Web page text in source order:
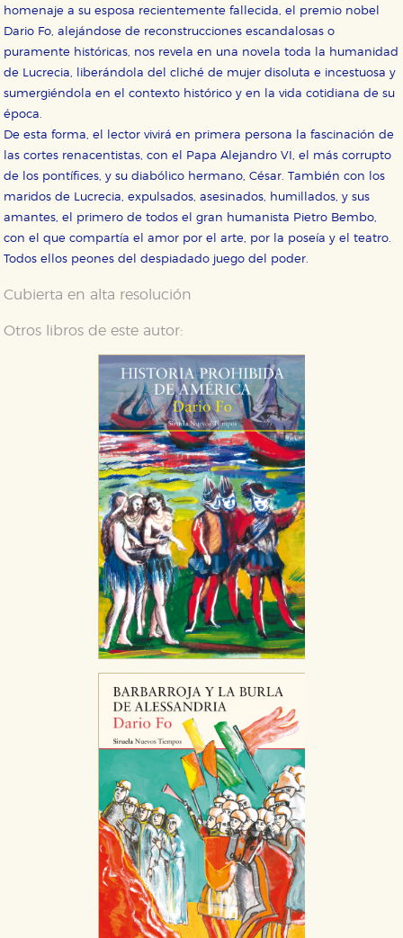
homenaje a su esposa recientemente fallecida, el premio nobel
Dario Fo, alejándose de reconstrucciones escandalosas o
puramente históricas, nos revela en una novela toda la humanidad
de Lucrecia, liberándola del cliché de mujer disoluta e incestuosa y
sumergiéndola en el contexto histórico y en la vida cotidiana de su
época.
De esta forma, el lector vivirá en primera persona la fascinación de
las cortes renacentistas, con el Papa Alejandro VI, el más corrupto
de los pontífices, y su diabólico hermano, César. También con los
maridos de Lucrecia, expulsados, asesinados, humillados, y sus
amantes, el primero de todos el gran humanista Pietro Bembo,
con el que compartía el amor por el arte, por la poseía y el teatro.
Todos ellos peones del despiadado juego del poder.
Cubierta en alta resolución
Otros libros de este autor: